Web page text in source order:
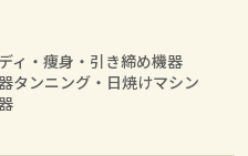
ィ・痩身・引き締め機器
タンニング・日焼けマシン